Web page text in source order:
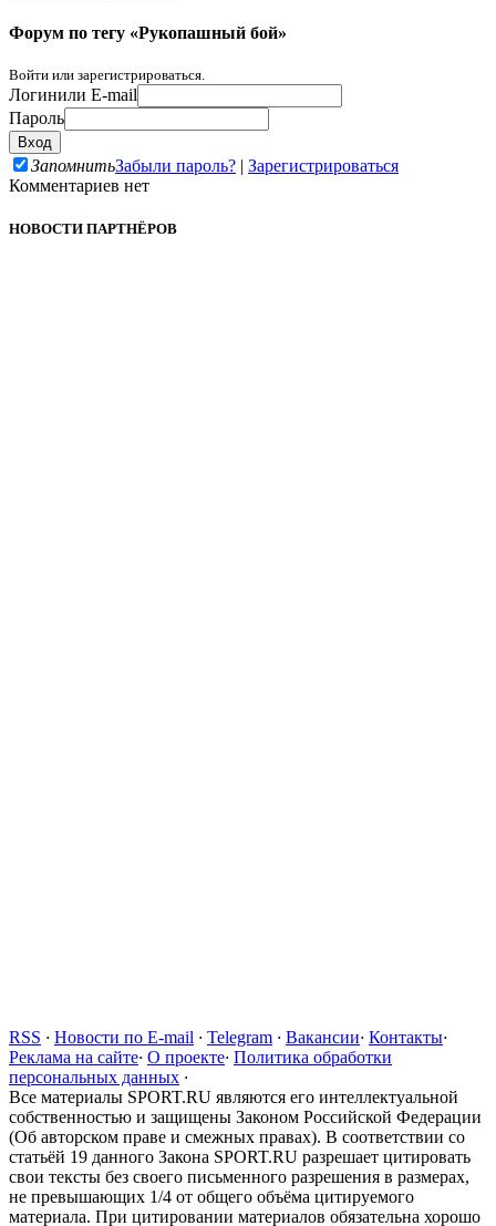
Форум по тегу «Рукопашный бой»
Войти или зарегистрироваться.
Логинили E-mail
Пароль
ЗапомнитьЗабыли пароль? | Зарегистрироваться
Комментариев нет
НОВОСТИ ПАРТНЁРОВ
RSS · Новости по E-mail · Telegram · Вакансии· Контакты·
Реклама на сайте· О проекте· Политика обработки
персональных данных ·
Все материалы SPORT.RU являются его интеллектуальной
собственностью и защищены Законом Российской Федерации
(Об авторском праве и смежных правах). В соответствии со
статьёй 19 данного Закона SPORT.RU разрешает цитировать
свои тексты без своего письменного разрешения в размерах,
не превышающих 1/4 от общего объёма цитируемого
материала. При цитировании материалов обязательна хорошо